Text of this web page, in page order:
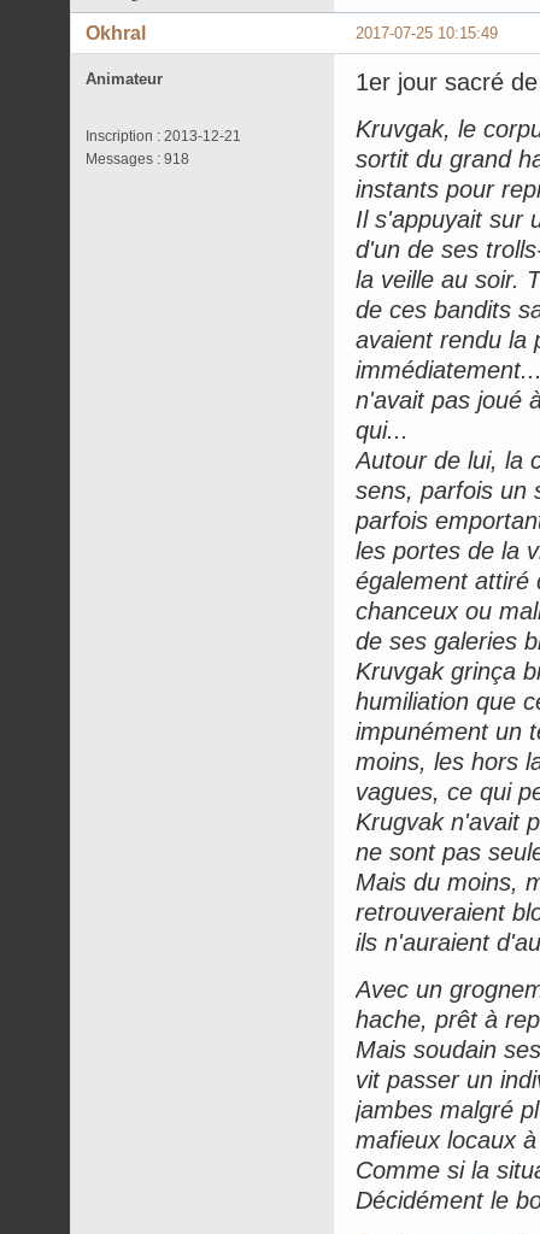
2017-07-25 10:15:49
Okhral
Animateur
Inscription : 2013-12-21
Messages : 918
1er jour sacré
Kruvgak, le
sortit du grand
instants pour
Il s'appuyait sur
d'un de ses
la veille au soir.
de ces bandits
avaient rendu la
n'avait pas joué
qui...
Autour de lui, la
sens, parfois un
parfois
les portes de la
également attiré
chanceux ou
de ses galeries
Kruvgak grinça
humiliation que
impunément un
moins, les hors
vagues, ce qui
Krugvak n'avait
ne sont pas
Mais du moins,
retrouveraient
ils n'auraient
Avec un
hache, prêt à
Mais soudain
vit passer un
jambes malgré
mafieux locaux
Comme si la
Décidément le